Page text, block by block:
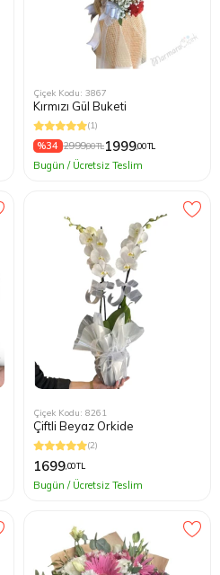
Çiçek Kodu: 3867
Kırmızı Gül Buketi
(1)
%34 2999,00 TL1999,00 TL
Bugün / Ücretsiz Teslim
Çiçek Kodu: 8261
Çiftli Beyaz Orkide
(2)
1699,00 TL
Bugün / Ücretsiz Teslim